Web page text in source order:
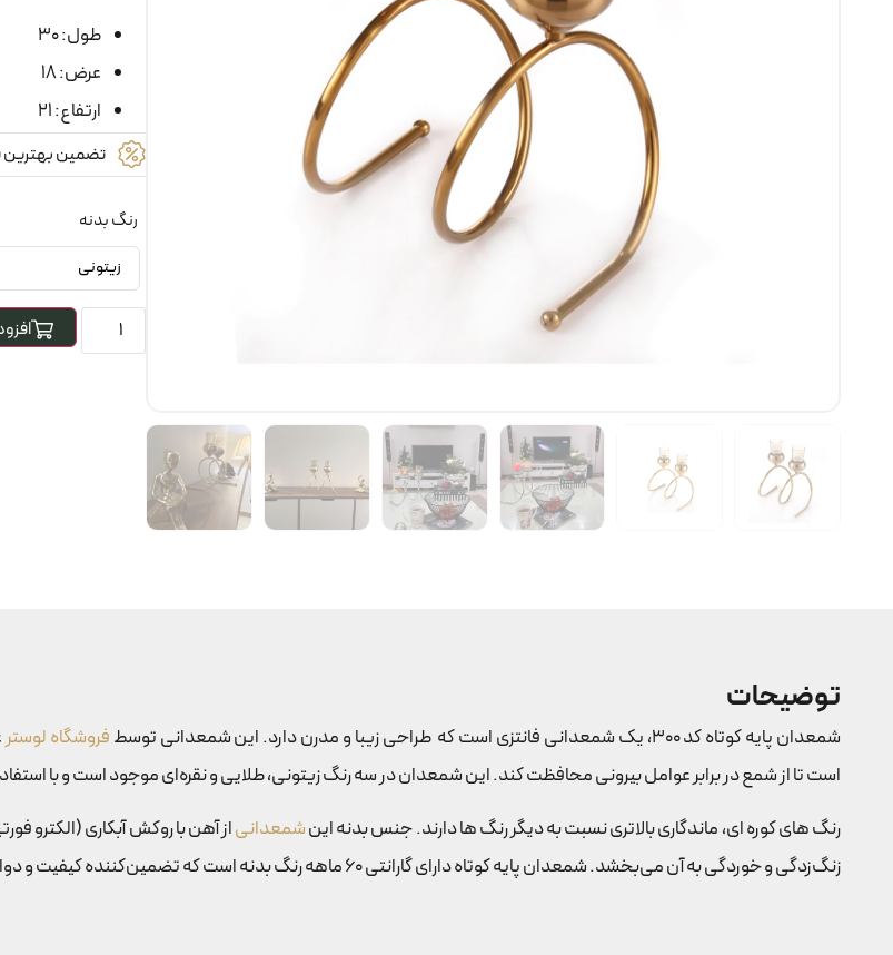
طول: 30
عرض: 18
ارتفاع: 21
تضمین
رنگ بدنه
توضیحات
شمعدان پایه کوتاه کد 300، یک شمعدانی فانتزی است که طراحی زیبا و مدرن دارد. این شمعدانی توسط فروشگاه لوستر
است تا از شمع در برابر عوامل بیرونی محافظت کند. این شمعدان در سه رنگ زیتونی، طلایی و نقره‌ای موجود است و با
رنگ های کوره ای، ماندگاری بالاتری نسبت به دیگر رنگ ها دارند. جنس بدنه اینشمعدانیاز آهن با روکش آبکاری (الکترو
زنگ‌زدگی و خوردگی به آن می‌بخشد. شمعدان پایه کوتاه دارای گارانتی 60 ماهه رنگ بدنه است که تضمین‌کننده کیفیت و دوام آن است. برای خرید انواع محصولات روشنایی، از فورشگاه لوستر دیدن کنید.